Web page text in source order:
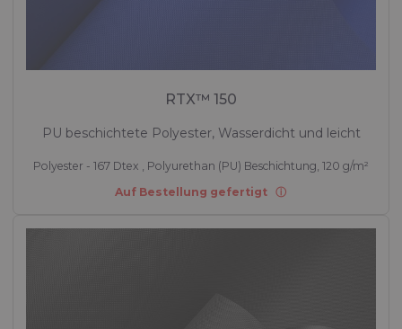
RTX™ 150
PU beschichtete Polyester, Wasserdicht und leicht
Polyester - 167 Dtex , Polyurethan (PU) Beschichtung, 120 g/m²
Auf Bestellung gefertigt